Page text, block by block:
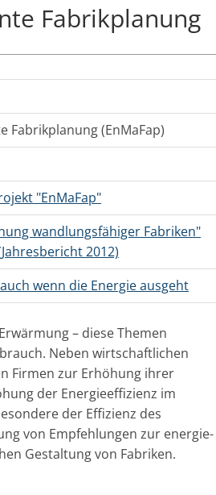
Fabrikplanung
Fabrikplanung (EnMaFap)
"EnMaFap"
wandlungsfähiger Fabriken"
2012)
wenn die Energie ausgeht
– diese Themen
Neben wirtschaftlichen
Firmen zur Erhöhung ihrer
der Energieeffizienz im
der Effizienz des
von Empfehlungen zur energie-
Gestaltung von Fabriken.